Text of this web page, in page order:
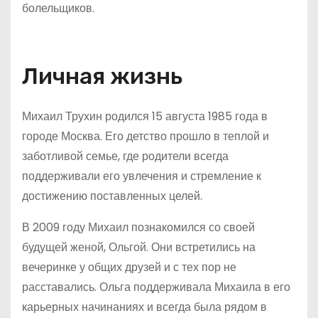
болельщиков.
Личная жизнь
Михаил Трухин родился 15 августа 1985 года в
городе Москва. Его детство прошло в теплой и
заботливой семье, где родители всегда
поддерживали его увлечения и стремление к
достижению поставленных целей.
В 2009 году Михаил познакомился со своей
будущей женой, Ольгой. Они встретились на
вечеринке у общих друзей и с тех пор не
расставались. Ольга поддерживала Михаила в его
карьерных начинаниях и всегда была рядом в